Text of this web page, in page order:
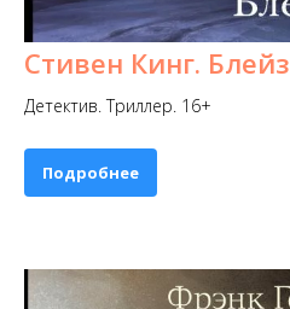
Стивен Кинг. Блейз
Детектив. Триллер. 16+
Подробнее